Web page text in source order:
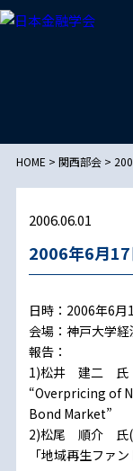
HOME > 関西部会>
2006.06.01
2006年6月17
日時：2006年6
会場：神戸大学
報告：
1)松井 建二 氏（
“Overpricing of
Bond Market”
2)松尾 順介 氏(
「地域再生ファ